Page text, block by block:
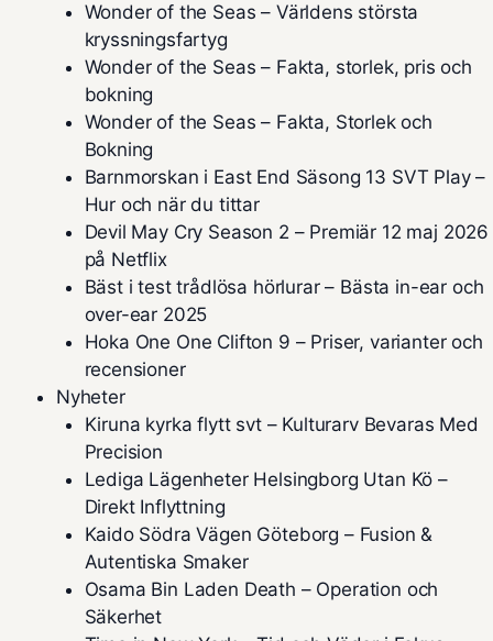
Wonder of the Seas – Världens största
kryssningsfartyg
Wonder of the Seas – Fakta, storlek, pris och
bokning
Wonder of the Seas – Fakta, Storlek och
Bokning
Barnmorskan i East End Säsong 13 SVT Play –
Hur och när du tittar
Devil May Cry Season 2 – Premiär 12 maj 2026
på Netflix
Bäst i test trådlösa hörlurar – Bästa in-ear och
over-ear 2025
Hoka One One Clifton 9 – Priser, varianter och
recensioner
Nyheter
Kiruna kyrka flytt svt – Kulturarv Bevaras Med
Precision
Lediga Lägenheter Helsingborg Utan Kö –
Direkt Inflyttning
Kaido Södra Vägen Göteborg – Fusion &
Autentiska Smaker
Osama Bin Laden Death – Operation och
Säkerhet